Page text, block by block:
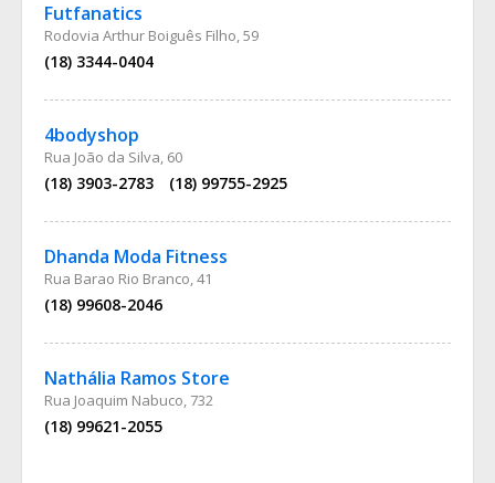
Futfanatics
Rodovia Arthur Boiguês Filho, 59
(18) 3344-0404
4bodyshop
Rua João da Silva, 60
(18) 3903-2783 (18) 99755-2925
Dhanda Moda Fitness
Rua Barao Rio Branco, 41
(18) 99608-2046
Nathália Ramos Store
Rua Joaquim Nabuco, 732
(18) 99621-2055